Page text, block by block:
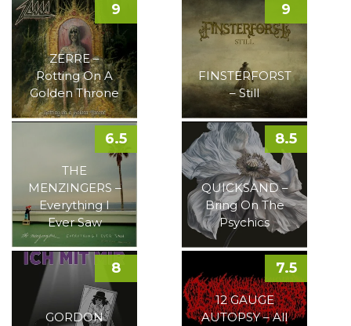
ZERRE –
Rotting On A
Golden Throne
9
FINSTERFORST
– Still
9
THE
MENZINGERS –
Everything I
Ever Saw
6.5
QUICKSAND –
Bring On The
Psychics
8.5
GORDON
8
12 GAUGE
AUTOPSY – All
7.5